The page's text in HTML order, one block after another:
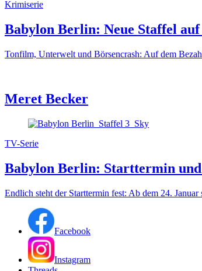
Krimiserie
Babylon Berlin: Neue Staffel auf
Tonfilm, Unterwelt und Börsencrash: Auf dem
Meret Becker
TV-Serie
Babylon Berlin: Starttermin
Endlich steht der Starttermin fest: Ab dem 24.
Facebook
Instagram